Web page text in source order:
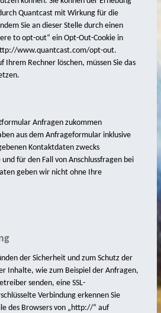
Speisen
Quantcast mit Wirkung für die
Sie an dieser Stelle durch einen
to opt-out“ ein Opt-Out-Cookie in
www.quantcast.com/opt-out.
Ihrem Rechner löschen, müssen Sie das
Anfragen zukommen
aus dem Anfrageformular inklusive
Kontaktdaten zwecks
für den Fall von Anschlussfragen bei
geben wir nicht ohne Ihre
der Sicherheit und zum Schutz der
Inhalte, wie zum Beispiel der Anfragen,
senden, eine SSL-
Verbindung erkennen Sie
des Browsers von „http://“ auf